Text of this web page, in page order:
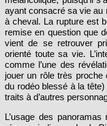
ayant consacré sa vie au
à cheval. La rupture est
remise en question que
vient de se retrouver
orienté toute sa vie.
comme l’une des
jouer un rôle très proche
du rodéo blessé à la
traits à d’autres
L’usage des